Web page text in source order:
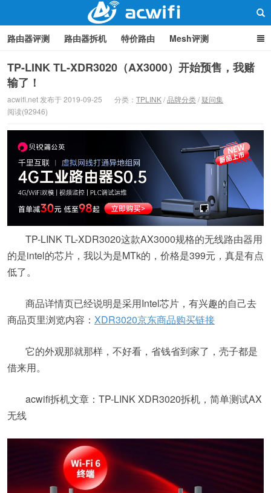
路由器交流
路由器评测 路由器拆机 特价路由 Mesh评测
路由器设置 软路由 路由器刷机 品牌分类 监控
中继/桥接
TP-LINK TL-XDR3020（AX3000）开始预售，我赌
输了！
acwifi.net 发布于 2019-09-25 分类： TPLINK/品牌分类/ 疑问集
阅读(92946)
TP-LINK TL-XDR3020这款AX3000规格的无线路由器用
的是intel的芯片，我以为是MTk的，价格是399元，真是有点
低了。
商品详情页已经说明是采用Intel芯片，有兴趣的自己去
商品页里浏览内容： XDR3020京东商品购买链接
它的外观那就那样，不好看，省钱省到家了，壳子都是
借来用。
acwifi拆机文章：TP-LINK XDR3020拆机，简单测试AX
无线